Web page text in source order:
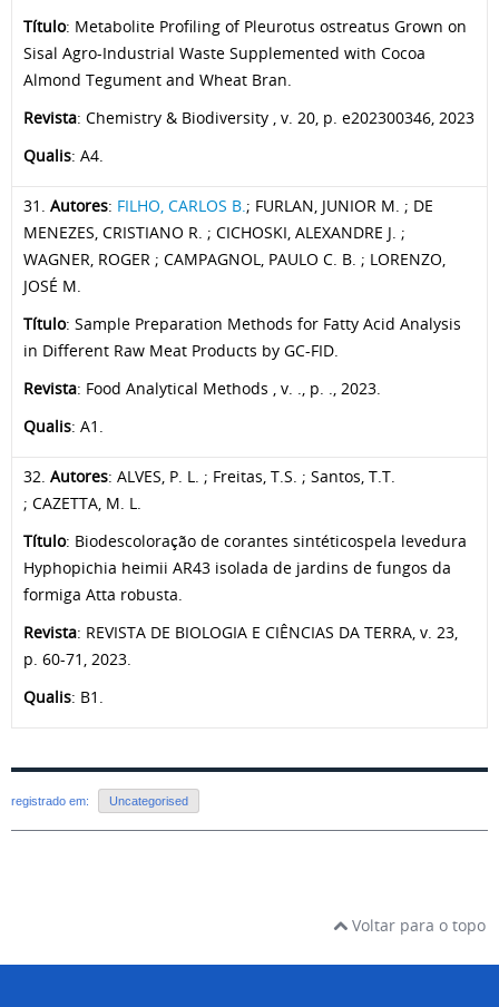
Título: Metabolite Profiling of Pleurotus ostreatus Grown on
Sisal Agro-Industrial Waste Supplemented with Cocoa
Almond Tegument and Wheat Bran.
Revista: Chemistry & Biodiversity , v. 20, p. e202300346, 2023
Qualis: A4.
31. Autores: FILHO, CARLOS B. ; FURLAN, JUNIOR M. ; DE
MENEZES, CRISTIANO R. ; CICHOSKI, ALEXANDRE J. ;
WAGNER, ROGER ; CAMPAGNOL, PAULO C. B. ; LORENZO,
JOSÉ M.
Título: Sample Preparation Methods for Fatty Acid Analysis
in Different Raw Meat Products by GC-FID.
Revista: Food Analytical Methods , v. ., p. ., 2023.
Qualis: A1.
32. Autores: ALVES, P. L. ; Freitas, T.S. ; Santos, T.T.
; CAZETTA, M. L.
Título: Biodescoloração de corantes sintéticospela levedura
Hyphopichia heimii AR43 isolada de jardins de fungos da
formiga Atta robusta.
Revista: REVISTA DE BIOLOGIA E CIÊNCIAS DA TERRA, v. 23,
p. 60-71, 2023.
Qualis: B1.
registrado em: Uncategorised
Voltar para o topo